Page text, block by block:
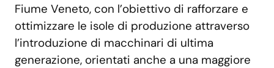
Fiume Veneto, con l’obiettivo di rafforzare e
ottimizzare le isole di produzione attraverso
l’introduzione di macchinari di ultima
generazione, orientati anche a una maggiore